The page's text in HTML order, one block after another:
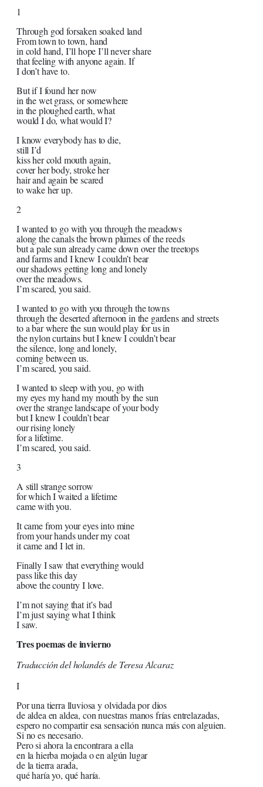
1
Through god forsaken soaked land
From town to town, hand
in cold hand, I’ll hope I’ll never share
that feeling with anyone again. If
I don’t have to.
But if I found her now
in the wet grass, or somewhere
in the ploughed earth, what
would I do, what would I?
I know everybody has to die,
still I’d
kiss her cold mouth again,
cover her body, stroke her
hair and again be scared
to wake her up.
2
I wanted to go with you through the meadows
along the canals the brown plumes of the reeds
but a pale sun already came down over the treetops
and farms and I knew I couldn’t bear
our shadows getting long and lonely
over the meadows.
I’m scared, you said.
I wanted to go with you through the towns
through the deserted afternoon in the gardens and streets
to a bar where the sun would play for us in
the nylon curtains but I knew I couldn’t bear
the silence, long and lonely,
coming between us.
I’m scared, you said.
I wanted to sleep with you, go with
my eyes my hand my mouth by the sun
over the strange landscape of your body
but I knew I couldn’t bear
our rising lonely
for a lifetime.
I’m scared, you said.
3
A still strange sorrow
for which I waited a lifetime
came with you.
It came from your eyes into mine
from your hands under my coat
it came and I let in.
Finally I saw that everything would
pass like this day
above the country I love.
I’m not saying that it’s bad
I’m just saying what I think
I saw.
Tres poemas de invierno
Traducción del holandés de Teresa Alcaraz
I
Por una tierra lluviosa y olvidada por dios
de aldea en aldea, con nuestras manos frías entrelazadas,
espero no compartir esa sensación nunca más con alguien.
Si no es necesario.
Pero si ahora la encontrara a ella
en la hierba mojada o en algún lugar
de la tierra arada,
qué haría yo, qué haría.